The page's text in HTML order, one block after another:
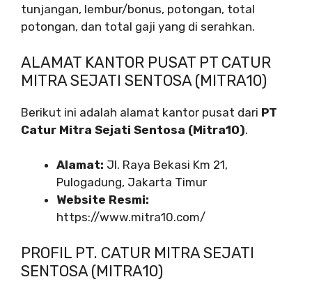
tunjangan, lembur/bonus, potongan, total
potongan, dan total gaji yang di serahkan.
ALAMAT KANTOR PUSAT PT CATUR
MITRA SEJATI SENTOSA (MITRA10)
Berikut ini adalah alamat kantor pusat dari PT
Catur Mitra Sejati Sentosa (Mitra10).
Alamat: Jl. Raya Bekasi Km 21,
Pulogadung, Jakarta Timur
Website Resmi:
https://www.mitra10.com/
PROFIL PT. CATUR MITRA SEJATI
SENTOSA (MITRA10)